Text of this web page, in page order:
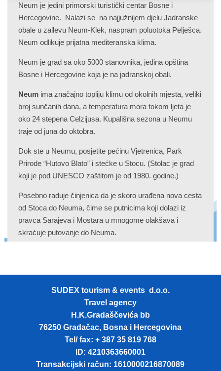
Neum je jedini primorski turistički centar Bosne i
Hercegovine. Nalazi se na najjužnijem djelu Jadranske
obale u zallevu Neum-Klek, naspram poluotoka Pelješca.
Neum odlikuje prijatna mediteranska klima.
Neum je grad sa oko 5000 stanovnika, jedina opština
Bosne i Hercegovine koja je na jadranskoj obali.
Neum ima značajno topliju klimu od okolnih mjesta, veliki
broj sunčanih dana, a temperatura mora tokom ljeta je
oko 24 stepena Celzijusa. Kupališna sezona u Neumu
traje od juna do oktobra.
Dok ste u Neumu, posjetite pećinu Vjetrenica, Park
Prirode “Hutovo Blato” i stećke u Stocu. (Stolac je grad
koji je pod UNESCO zaštitom je od 1980. godine.)
Posebno raduje činjenica da je skoro urađena nova cesta
od Stoca do Neuma, čime se putnicima koji dolazi iz
pravca Sarajeva i Mostara u mnogome olakšava i
skraćuje putovanje do Neuma.
SUDEX tourism & events d.o.o.
Travel agency
H.K.Gradaščevića bb
76250 Gradačac, Bosna i Hercegovina
Tel/ fax: + 387 35 819 768
ID: 4210363660001
Transakcijski račun: 1610000216870089